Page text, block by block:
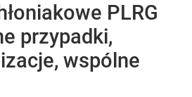
PLRG
przypadki,
wspólne